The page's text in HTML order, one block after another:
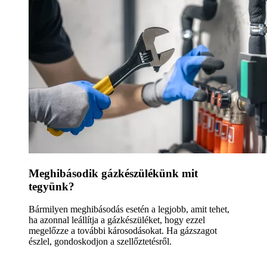
Meghibásodik gázkészülékünk mit
tegyünk?
Bármilyen meghibásodás esetén a legjobb, amit tehet,
ha azonnal leállítja a gázkészüléket, hogy ezzel
megelőzze a további károsodásokat. Ha gázszagot
észlel, gondoskodjon a szellőztetésről.